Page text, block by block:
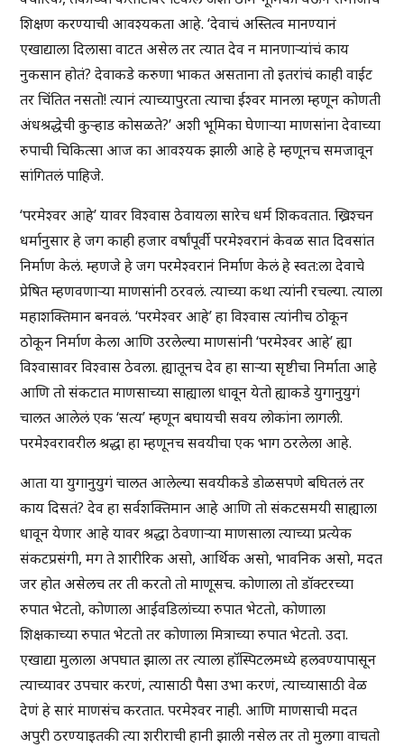
शिक्षण करण्याची आवश्यकता आहे. ‘देवाचं अस्तित्व मानण्यानं
एखाद्याला दिलासा वाटत असेल तर त्यात देव न मानणाऱ्यांचं काय
नुकसान होतं? देवाकडे करुणा भाकत असताना तो इतरांचं काही वाईट
तर चिंतित नसतो! त्यानं त्याच्यापुरता त्याचा ईश्वर मानला म्हणून कोणती
अंधश्रद्धेची कुर्‍हाड कोसळते?’ अशी भूमिका घेणाऱ्या माणसांना देवाच्या
रुपाची चिकित्सा आज का आवश्यक झाली आहे हे म्हणूनच समजावून
सांगितलं पाहिजे.
‘परमेश्वर आहे’ यावर विश्वास ठेवायला सारेच धर्म शिकवतात. ख्रिश्चन
धर्मानुसार हे जग काही हजार वर्षांपूर्वी परमेश्वरानं केवळ सात दिवसांत
निर्माण केलं. म्हणजे हे जग परमेश्वरानं निर्माण केलं हे स्वत:ला देवाचे
प्रेषित म्हणवणाऱ्या माणसांनी ठरवलं. त्याच्या कथा त्यांनी रचल्या. त्याला
महाशक्तिमान बनवलं. ‘परमेश्वर आहे’ हा विश्वास त्यांनीच ठोकून
ठोकून निर्माण केला आणि उरलेल्या माणसांनी ‘परमेश्वर आहे’ ह्या
विश्वासावर विश्वास ठेवला. ह्यातूनच देव हा साऱ्या सृष्टीचा निर्माता आहे
आणि तो संकटात माणसाच्या साह्याला धावून येतो ह्याकडे युगानुयुगं
चालत आलेलं एक ‘सत्य’ म्हणून बघायची सवय लोकांना लागली.
परमेश्वरावरील श्रद्धा हा म्हणूनच सवयीचा एक भाग ठरलेला आहे.
आता या युगानुयुगं चालत आलेल्या सवयीकडे डोळसपणे बघितलं तर
काय दिसतं? देव हा सर्वशक्तिमान आहे आणि तो संकटसमयी साह्याला
धावून येणार आहे यावर श्रद्धा ठेवणाऱ्या माणसाला त्याच्या प्रत्येक
संकटप्रसंगी, मग ते शारीरिक असो, आर्थिक असो, भावनिक असो, मदत
जर होत असेलच तर ती करतो तो माणूसच. कोणाला तो डॉक्टरच्या
रुपात भेटतो, कोणाला आईवडिलांच्या रुपात भेटतो, कोणाला
शिक्षकाच्या रुपात भेटतो तर कोणाला मित्राच्या रुपात भेटतो. उदा.
एखाद्या मुलाला अपघात झाला तर त्याला हॉस्पिटलमध्ये हलवण्यापासून
त्याच्यावर उपचार करणं, त्यासाठी पैसा उभा करणं, त्याच्यासाठी वेळ
देणं हे सारं माणसंच करतात. परमेश्वर नाही. आणि माणसाची मदत
अपुरी ठरण्याइतकी त्या शरीराची हानी झाली नसेल तर तो मुलगा वाचतो